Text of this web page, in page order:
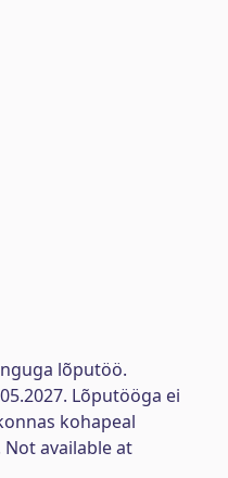
lõputöö.
Lõputööga ei
kohapeal
Not available at